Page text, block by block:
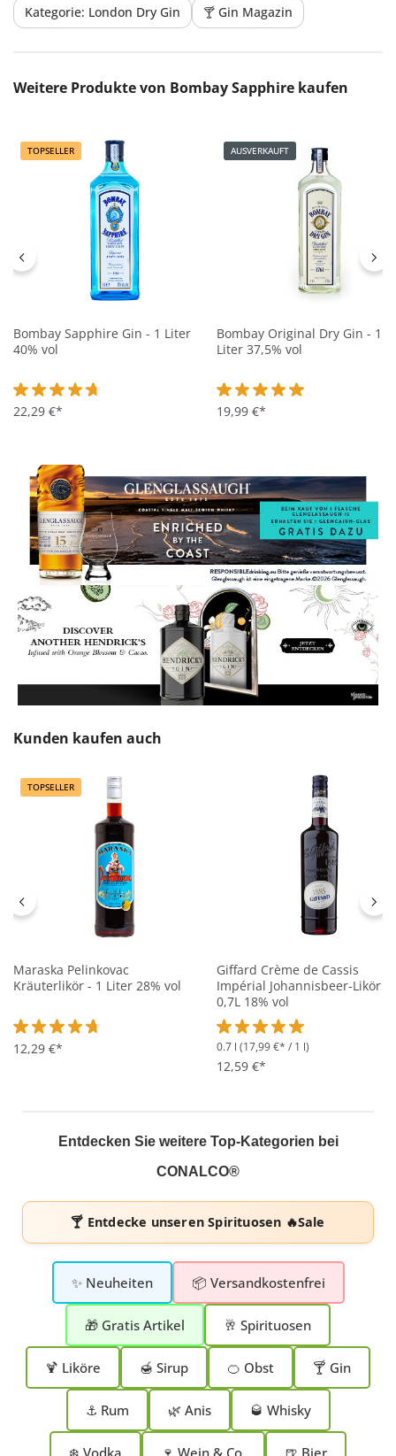
Kategorie: London Dry Gin 🍸 Gin Magazin
Produktgalerie überspringen
Weitere Produkte von Bombay Sapphire kaufen
TOPSELLER
Bombay Sapphire Gin - 1 Liter
40% vol
Durchschnittliche Bewertung von 4.7 von 5 Sternen
22,29 €*
AUSVERKAUFT
Bombay Original Dry Gin - 1
Liter 37,5% vol
Durchschnittliche
19,99 €*
Produktgalerie überspringen
Kunden kaufen auch
TOPSELLER
Maraska Pelinkovac
Kräuterlikör - 1 Liter 28% vol
Durchschnittliche Bewertung von 4.8 von 5 Sternen
12,29 €*
Giffard Crème de Cassis
Impérial Johannisbeer-Likör -
0,7L 18% vol
Durchschnittliche
0.7 l (17,99 €* / 1 l)
12,59 €*
Entdecken Sie weitere Top-Kategorien bei
CONALCO®
🍸 Entdecke unserenSpirituosen 🔥Sale
✨ Neuheiten 📦 Versandkostenfrei
🎁 Gratis Artikel 🥂 Spirituosen
🍹 Liköre 🍯 Sirup 🍊 Obst 🍸 Gin
⚓ Rum 🌿 Anis 🥃 Whisky
❄️ Vodka 🍷 Wein & Co. 🍺 Bier